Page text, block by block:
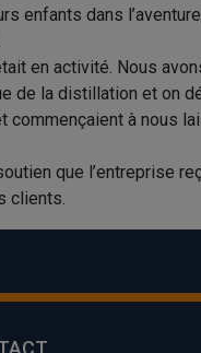
enfants dans
en activité. Nous
de la distillation et on
à nous
que l’entreprise
clients.